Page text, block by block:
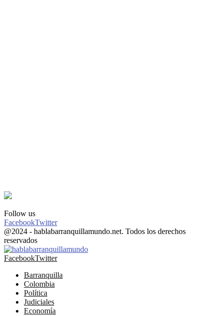
Follow us
FacebookTwitter
@2024 - hablabarranquillamundo.net. Todos los derechos
reservados
FacebookTwitter
Barranquilla
Colombia
Política
Judiciales
Economía